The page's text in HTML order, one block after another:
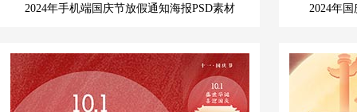
2024年手机端国庆节放假通知海报PSD素材 2024年